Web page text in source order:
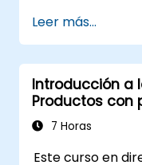
Comprender los
ingeniería de
variabilidad y
sin
completo desde
hasta la
Leer más...
Introducción a
Productos con
7 Horas
Este curso en